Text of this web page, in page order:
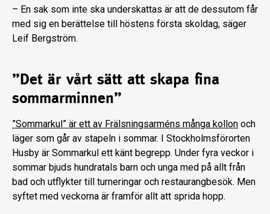
– En sak som inte ska underskattas är att de dessutom får
med sig en berättelse till höstens första skoldag, säger
Leif Bergström.
”Det är vårt sätt att skapa fina
sommarminnen”
”Sommarkul” är ett av Frälsningsarméns många kollon och
läger som går av stapeln i sommar. I Stockholmsförorten
Husby är Sommarkul ett känt begrepp. Under fyra veckor i
sommar bjuds hundratals barn och unga med på allt från
bad och utflykter till turneringar och restaurangbesök. Men
syftet med veckorna är framför allt att sprida hopp.